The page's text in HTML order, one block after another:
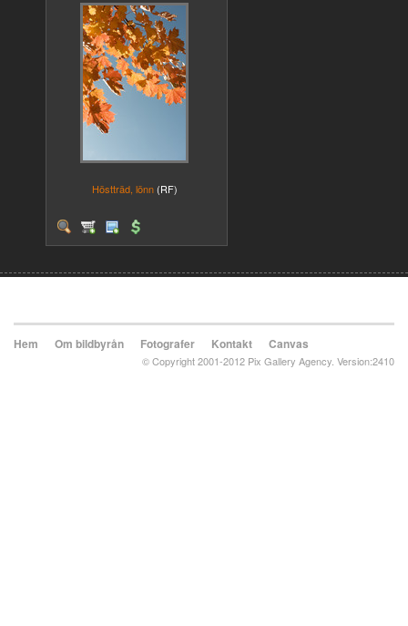
Höstträd, lönn (RF)
Hem Om bildbyrån Fotografer Kontakt Canvas
© Copyright 2001-2012 Pix Gallery Agency. Version:2410